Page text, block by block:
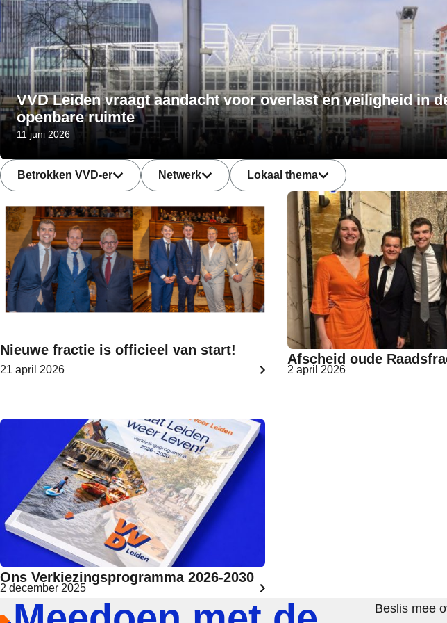
VVD Leiden vraagt aandacht voor overlast en veiligheid in
openbare ruimte
11 juni 2026
Betrokken VVD-er
Betrokken VVD-er
Netwerk
Netwerk
Lokaal thema
Lokaal thema
Nieuwe fractie is officieel van start!
21 april 2026
Afscheid oude
2 april 2026
Ons Verkiezingsprogramma 2026-2030
2 december 2025
Beslis mee